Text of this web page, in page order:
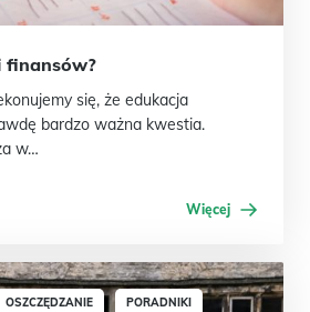
finansów?
się, że edukacja
bardzo ważna kwestia.
w…
Więcej
OSZCZĘDZANIE PORADNIKI